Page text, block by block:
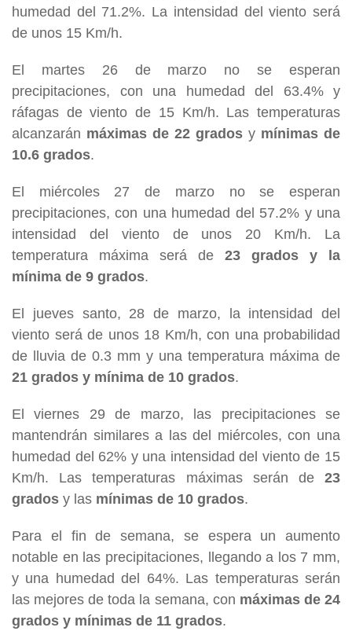
humedad del 71.2%. La intensidad del viento será
de unos 15 Km/h.
El martes 26 de marzo no se esperan
precipitaciones, con una humedad del 63.4% y
ráfagas de viento de 15 Km/h. Las temperaturas
alcanzarán máximas de 22 grados y mínimas de
10.6 grados.
El miércoles 27 de marzo no se esperan
precipitaciones, con una humedad del 57.2% y una
intensidad del viento de unos 20 Km/h. La
temperatura máxima será de 23 grados y la
mínima de 9 grados.
El jueves santo, 28 de marzo, la intensidad del
viento será de unos 18 Km/h, con una probabilidad
de lluvia de 0.3 mm y una temperatura máxima de
21 grados y mínima de 10 grados.
El viernes 29 de marzo, las precipitaciones se
mantendrán similares a las del miércoles, con una
humedad del 62% y una intensidad del viento de 15
Km/h. Las temperaturas máximas serán de 23
grados y las mínimas de 10 grados.
Para el fin de semana, se espera un aumento
notable en las precipitaciones, llegando a los 7 mm,
y una humedad del 64%. Las temperaturas serán
las mejores de toda la semana, con máximas de 24
grados y mínimas de 11 grados.